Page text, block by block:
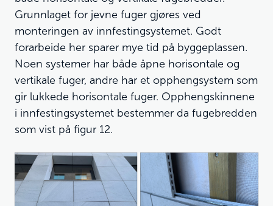
Grunnlaget for jevne fuger gjøres ved
monteringen av innfestingsystemet. Godt
forarbeide her sparer mye tid på byggeplassen.
Noen systemer har både åpne horisontale og
vertikale fuger, andre har et opphengsystem som
gir lukkede horisontale fuger. Opphengskinnene
i innfestingsystemet bestemmer da fugebredden
som vist på figur 12.